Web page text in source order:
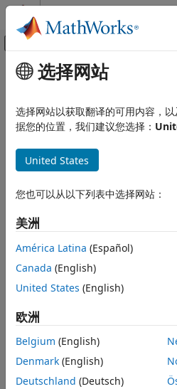
跳到内容
画布外导航菜单切换
文档主页
Computer Vision Toolbox
类别
AI 辅助和自动标注
管理团队标注项目
主要内容
本页采用了机器翻译。点击此处可
使用真实值训练
对真实值数据进行预处理、增强
已标注的真实值数据对于在各种
重要。Computer Vision
注的真实值数据，用于深度学习
件路径，合并真实值目标以及组
真实值数据。要通过将已标注的
式来生成训练数据集，可以使用
些函数支持目标检测、分割和分
Training Data for Object
Segmentation和
Postprocess
Segmentation Training
。您还
建分块图像表示，从而高效处理
选择网站
选择网站以获取翻译的可用内容，
据您的位置，我们建议您选择：
United States
您也可以从以下列表中选择网站：
美洲
América Latina (Español)
Canada (English)
United States (English)
欧洲
Belgium (English)
Denmark (English)
Deutschland (Deutsch)